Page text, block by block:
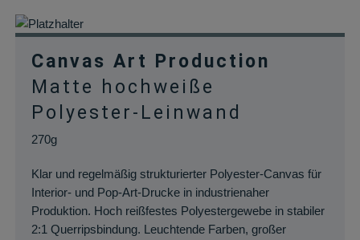
Canvas Art Production
Matte hochweiße
Polyester-Leinwand
270g
Klar und regelmäßig strukturierter Polyester-Canvas für
Interior- und Pop-Art-Drucke in industrienaher
Produktion. Hoch reißfestes Polyestergewebe in stabiler
2:1 Querripsbindung. Leuchtende Farben, großer